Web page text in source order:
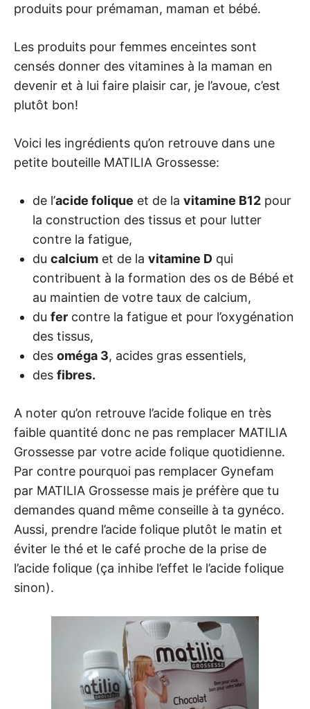
produits pour prémaman, maman et bébé.
Les produits pour femmes enceintes sont
censés donner des vitamines à la maman en
devenir et à lui faire plaisir car, je l’avoue, c’est
plutôt bon!
Voici les ingrédients qu’on retrouve dans une
petite bouteille MATILIA Grossesse:
de l’acide folique et de la vitamine B12 pour
la construction des tissus et pour lutter
contre la fatigue,
du calcium et de la vitamine D qui
contribuent à la formation des os de Bébé et
au maintien de votre taux de calcium,
du fer contre la fatigue et pour l’oxygénation
des tissus,
des oméga 3, acides gras essentiels,
des fibres.
A noter qu’on retrouve l’acide folique en très
faible quantité donc ne pas remplacer MATILIA
Grossesse par votre acide folique quotidienne.
Par contre pourquoi pas remplacer Gynefam
par MATILIA Grossesse mais je préfère que tu
demandes quand même conseille à ta gynéco.
Aussi, prendre l’acide folique plutôt le matin et
éviter le thé et le café proche de la prise de
l’acide folique (ça inhibe l’effet le l’acide folique
sinon).